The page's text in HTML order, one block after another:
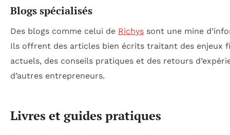
Blogs spécialisés
Des blogs comme celui de Richys sont une mine
Ils offrent des articles bien écrits traitant des enjeux
actuels, des conseils pratiques et des retours
d’autres entrepreneurs.
Livres et guides pratiques